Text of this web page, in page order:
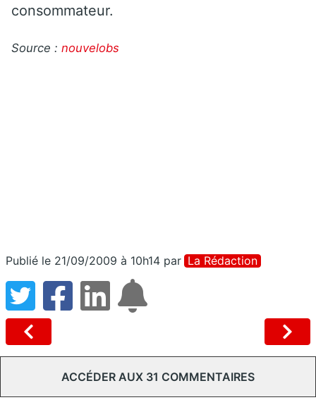
consommateur.
Source : nouvelobs
Publié le 21/09/2009 à 10h14 par La Rédaction
ACCÉDER AUX 31 COMMENTAIRES